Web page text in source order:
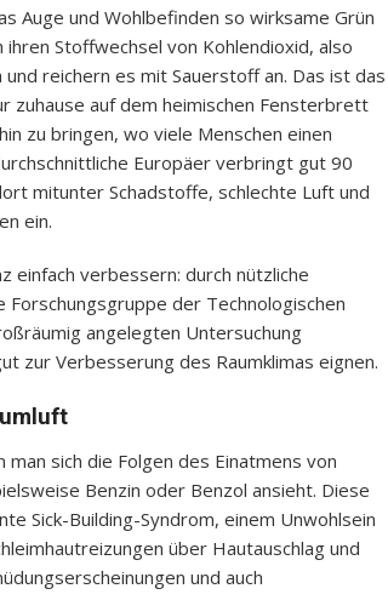
Auge und Wohlbefinden so wirksame Grün
Stoffwechsel von Kohlendioxid, also
reichern es mit Sauerstoff an. Das ist das
zuhause auf dem heimischen Fensterbrett
zu bringen, wo viele Menschen einen
Europäer verbringt gut 90
mitunter Schadstoffe, schlechte Luft und
ein.
einfach verbessern: durch nützliche
Forschungsgruppe der Technologischen
angelegten Untersuchung
zur Verbesserung des Raumklimas eignen.
sich die Folgen des Einatmens von
Benzin oder Benzol ansieht. Diese
Sick-Building-Syndrom, einem Unwohlsein
über Hautauschlag und
und auch